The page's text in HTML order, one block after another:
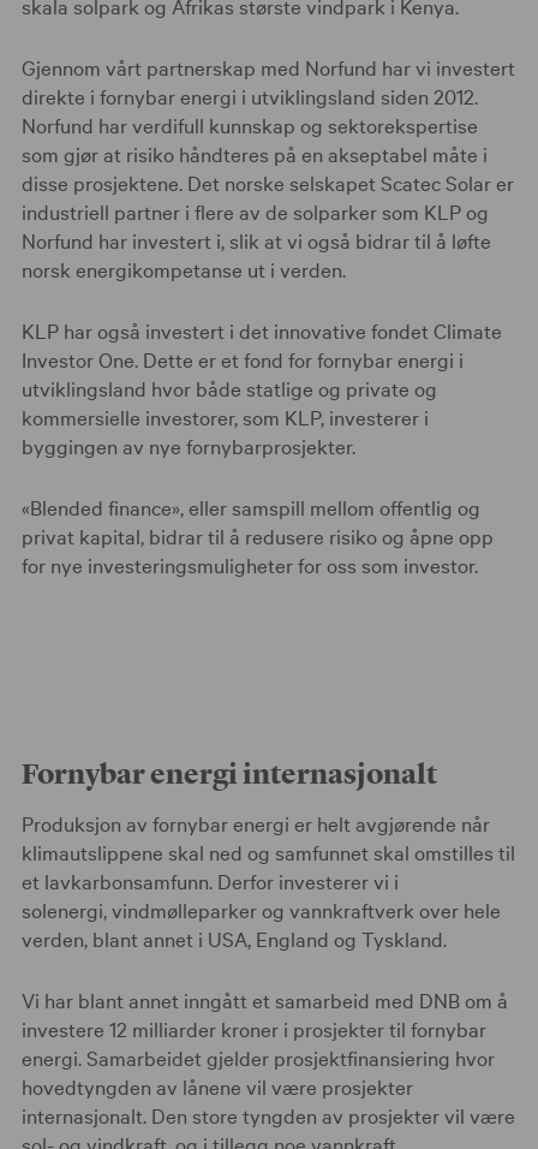
skala solpark og Afrikas største vindpark i Kenya.
Gjennom vårt partnerskap med Norfund har vi investert
direkte i fornybar energi i utviklingsland siden 2012.
Norfund har verdifull kunnskap og sektorekspertise
som gjør at risiko håndteres på en akseptabel måte i
disse prosjektene. Det norske selskapet Scatec Solar er
industriell partner i flere av de solparker som KLP og
Norfund har investert i, slik at vi også bidrar til å løfte
norsk energikompetanse ut i verden.
KLP har også investert i det innovative fondet Climate
Investor One. Dette er et fond for fornybar energi i
utviklingsland hvor både statlige og private og
kommersielle investorer, som KLP, investerer i
byggingen av nye fornybarprosjekter.
«Blended finance», eller samspill mellom offentlig og
privat kapital, bidrar til å redusere risiko og åpne opp
for nye investeringsmuligheter for oss som investor.
Fornybar energi internasjonalt
Produksjon av fornybar energi er helt avgjørende når
klimautslippene skal ned og samfunnet skal omstilles til
et lavkarbonsamfunn. Derfor investerer vi i
solenergi, vindmølleparker og vannkraftverk over hele
verden, blant annet i USA, England og Tyskland.
Vi har blant annet inngått et samarbeid med DNB om å
investere 12 milliarder kroner i prosjekter til fornybar
energi. Samarbeidet gjelder prosjektfinansiering hvor
hovedtyngden av lånene vil være prosjekter
internasjonalt. Den store tyngden av prosjekter vil være